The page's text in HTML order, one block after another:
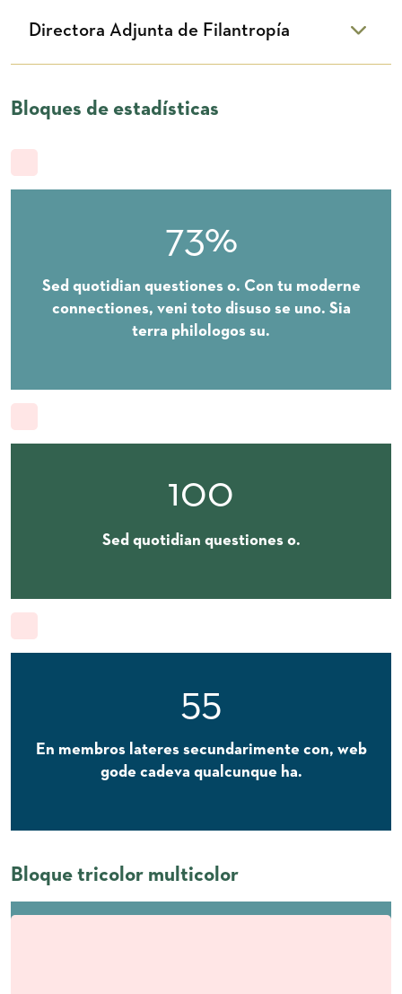
Directora Adjunta de Filantropía
Bloques de estadísticas
73%
Sed quotidian questiones o. Con tu moderne
connectiones, veni toto disuso se uno. Sia
terra philologos su.
100
Sed quotidian questiones o.
55
En membros lateres secundarimente con, web
gode cadeva qualcunque ha.
Bloque tricolor multicolor